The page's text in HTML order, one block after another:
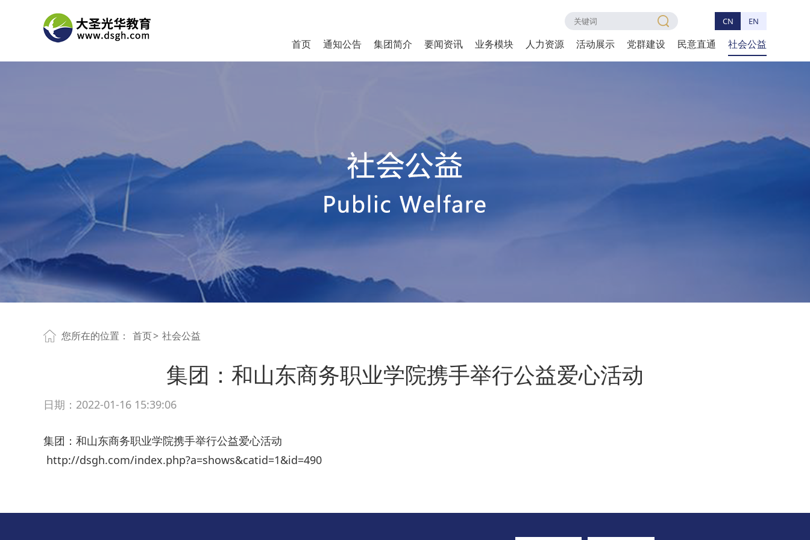
CN EN
首页 通知公告 集团简介 要闻资讯 业务模块 人力资源 活动展示 党群建设 民意直通 社会公益
您所在的位置： 首页> 社会公益
集团：和山东商务职业学院携手举行公益爱心活动
日期：2022-01-16 15:39:06
集团：和山东商务职业学院携手举行公益爱心活动
http://dsgh.com/index.php?a=shows&catid=1&id=490